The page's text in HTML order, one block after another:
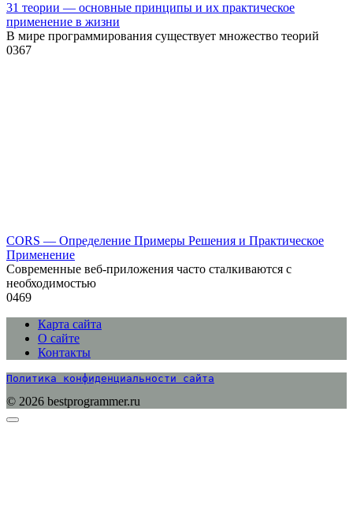
31 теории — основные принципы и их практическое
применение в жизни
В мире программирования существует множество теорий
0367
CORS — Определение Примеры Решения и Практическое
Применение
Современные веб-приложения часто сталкиваются с
необходимостью
0469
Карта сайта
О сайте
Контакты
Политика конфиденциальности сайта
© 2026 bestprogrammer.ru